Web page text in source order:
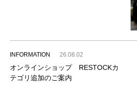
INFORMATION 26.08.02
オンラインショップ RESTOCKカ
テゴリ追加のご案内